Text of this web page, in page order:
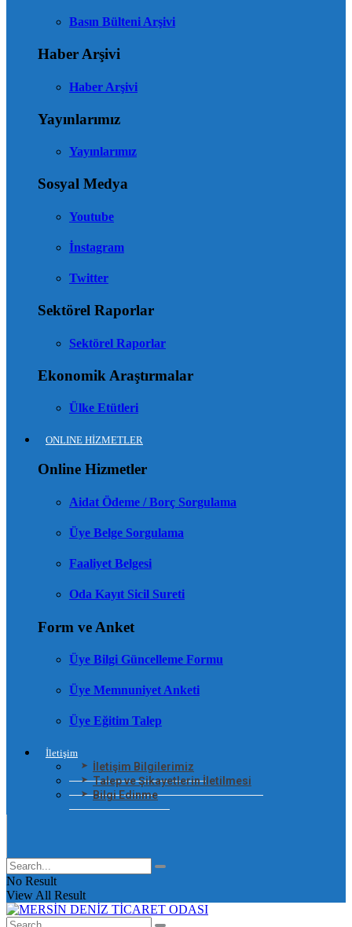
Basın Bülteni Arşivi
Haber Arşivi
Haber Arşivi
Yayınlarımız
Yayınlarımız
Sosyal Medya
Youtube
İnstagram
Twitter
Sektörel Raporlar
Sektörel Raporlar
Ekonomik Araştırmalar
Ülke Etütleri
ONLINE HİZMETLER
Online Hizmetler
Aidat Ödeme / Borç Sorgulama
Üye Belge Sorgulama
Faaliyet Belgesi
Oda Kayıt Sicil Sureti
Form ve Anket
Üye Bilgi Güncelleme Formu
Üye Memnuniyet Anketi
Üye Eğitim Talep
İletişim
İletişim Bilgilerimiz
Talep ve Şikayetlerin İletilmesi
Bilgi Edinme
No Result
View All Result